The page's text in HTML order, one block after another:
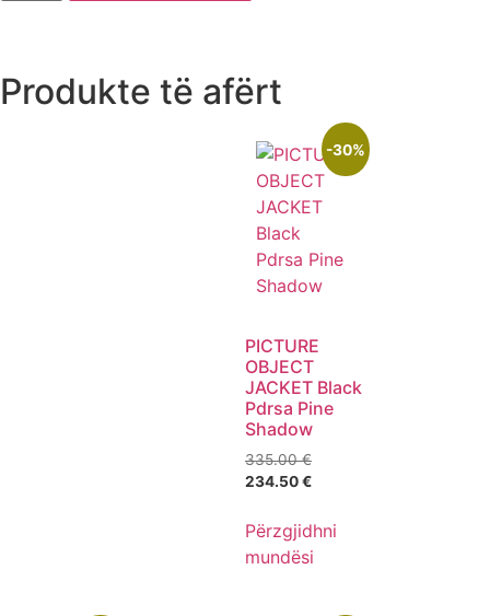
Produkte të afërt
-30%
PICTURE
OBJECT
JACKET Black
Pdrsa Pine
Shadow
335.00€
234.50€
Përzgjidhni
mundësi